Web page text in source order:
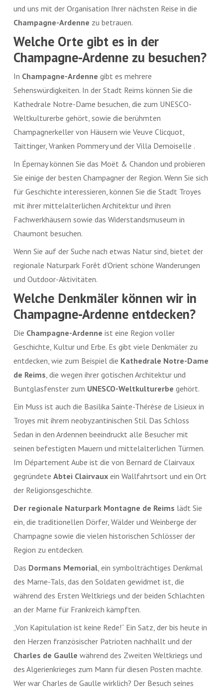
und uns mit der Organisation Ihrer nächsten Reise in die
Champagne-Ardenne zu betrauen.
Welche Orte gibt es in der
Champagne-Ardenne zu besuchen?
In Champagne-Ardenne gibt es mehrere
Sehenswürdigkeiten. In der Stadt Reims können Sie die
Kathedrale Notre-Dame besuchen, die zum UNESCO-
Weltkulturerbe gehört, sowie die berühmten
Champagnerkeller von Häusern wie Veuve Clicquot,
Taittinger, Vranken Pommery und der Villa Demoiselle .
In Épernay können Sie das Moët & Chandon und probieren
Sie einige der besten Champagner der Region. Wenn Sie sich
für Geschichte interessieren, können Sie die Stadt Troyes
mit ihrer mittelalterlichen Architektur und ihren
Fachwerkhäusern sowie das Widerstandsmuseum in
Chaumont besuchen.
Wenn Sie auf der Suche nach etwas Natur sind, bietet der
regionale Naturpark Forêt d’Orient schöne Wanderungen
und Outdoor-Aktivitäten.
Welche Denkmäler können wir in
Champagne-Ardenne entdecken?
Die Champagne-Ardenne ist eine Region voller
Geschichte, Kultur und Erbe. Es gibt viele Denkmäler zu
entdecken, wie zum Beispiel die Kathedrale Notre-Dame
de Reims , die wegen ihrer gotischen Architektur und
Buntglasfenster zum UNESCO-Weltkulturerbe gehört.
Ein Muss ist auch die Basilika Sainte-Thérèse de Lisieux in
Troyes mit ihrem neobyzantinischen Stil. Das Schloss
Sedan in den Ardennen beeindruckt alle Besucher mit
seinen befestigten Mauern und mittelalterlichen Türmen.
Im Département Aube ist die von Bernard de Clairvaux
gegründeteAbtei Clairvaux ein Wallfahrtsort und ein Ort
der Religionsgeschichte.
Der regionale Naturpark Montagne de Reims lädt Sie
ein, die traditionellen Dörfer, Wälder und Weinberge der
Champagne sowie die vielen historischen Schlösser der
Region zu entdecken.
Das Dormans Memorial , ein symbolträchtiges Denkmal
des Marne-Tals, das den Soldaten gewidmet ist, die
während des Ersten Weltkriegs und der beiden Schlachten
an der Marne für Frankreich kämpften.
„Von Kapitulation ist keine Rede!“ Ein Satz, der bis heute in
den Herzen französischer Patrioten nachhallt und der
Charles de Gaulle während des Zweiten Weltkriegs und
des Algerienkrieges zum Mann für diesen Posten machte.
Wer war Charles de Gaulle wirklich? Der Besuch seines